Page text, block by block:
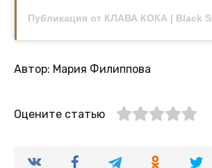
Автор: Мария Филиппова
Оцените статью